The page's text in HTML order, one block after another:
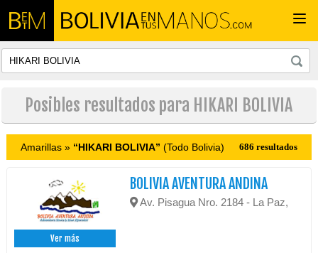
Posibles resultados para HIKARI BOLIVIA
Amarillas » “HIKARI BOLIVIA” (Todo Bolivia) 686 resultados
Ver más
BOLIVIA AVENTURA ANDINA
Av. Pisagua Nro. 2184 - La Paz,